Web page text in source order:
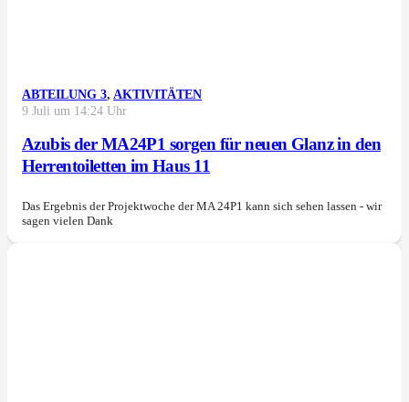
ABTEILUNG 3, AKTIVITÄTEN
9 Juli um 14:24 Uhr
Azubis der MA24P1 sorgen für neuen Glanz in den
Herrentoiletten im Haus 11
Das Ergebnis der Projektwoche der MA 24P1 kann sich sehen lassen - wir
sagen vielen Dank